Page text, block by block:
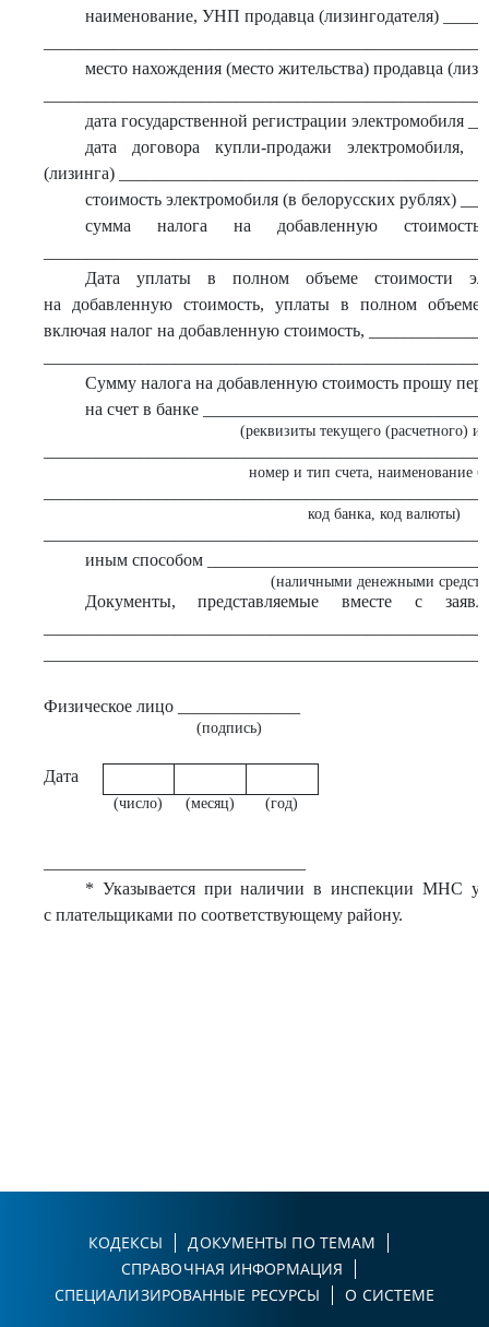
наименование, УНП продавца (лизингодателя)
место нахождения (место жительства) продавца
дата государственной регистрации электромобиля
дата договора купли-продажи электромобиля,
(лизинга)
стоимость электромобиля (в белорусских рублях)
сумма налога на добавленную
Дата уплаты в полном объеме стоимости
на добавленную стоимость, уплаты в полном объеме
включая налог на добавленную стоимость,
Сумму налога на добавленную стоимость прошу
на счет в банке
(реквизиты текущего (расчетного)
номер и тип счета, наименование
код банка, код валюты)
иным способом
(наличными денежными
Документы, представляемые вместе с
Физическое лицо ______________
(подпись)
Дата
(число) (месяц) (год)
* Указывается при наличии в инспекции МНС
с плательщиками по соответствующему району.
КОДЕКСЫ
ДОКУМЕНТЫ ПО ТЕМАМ
СПРАВОЧНАЯ ИНФОРМАЦИЯ
СПЕЦИАЛИЗИРОВАННЫЕ РЕСУРСЫ
О СИСТЕМЕ